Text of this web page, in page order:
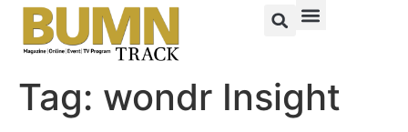
Tag: wondr Insight